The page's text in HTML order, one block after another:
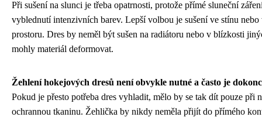
Při sušení na slunci je třeba opatrnosti, protože přímé sluneční
vyblednutí intenzivních barev. Lepší volbou je sušení ve stínu nebo
prostoru. Dres by neměl být sušen na radiátoru nebo v blízkosti
mohly materiál deformovat.
Žehlení hokejových dresů není obvykle nutné a často je
Pokud je přesto potřeba dres vyhladit, mělo by se tak dít pouze při
ochrannou tkaninu. Žehlička by nikdy neměla přijít do přímého